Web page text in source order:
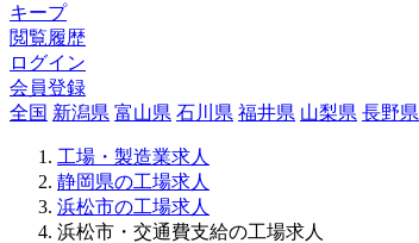
キープ
閲覧履歴
ログイン
会員登録
全国 新潟県 富山県 石川県 福井県 山梨県 長野県
工場・製造業求人
静岡県の工場求人
浜松市の工場求人
浜松市・交通費支給の工場求人